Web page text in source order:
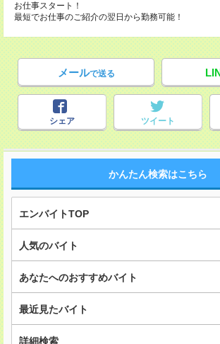
お仕事スタート！
最短でお仕事のご紹介の翌日から勤務可能！
メールで送る
シェア ツイート
かんたん検索はこちら
エンバイトTOP
人気のバイト
あなたへのおすすめバイト
最近見たバイト
詳細検索